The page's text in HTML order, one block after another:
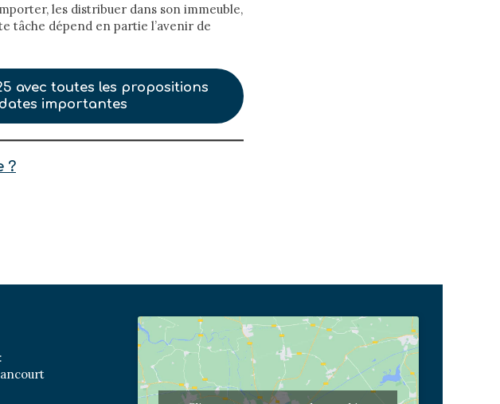
les distribuer dans son immeuble,
tâche dépend en partie l’avenir de
avec toutes les propositions
importantes
?